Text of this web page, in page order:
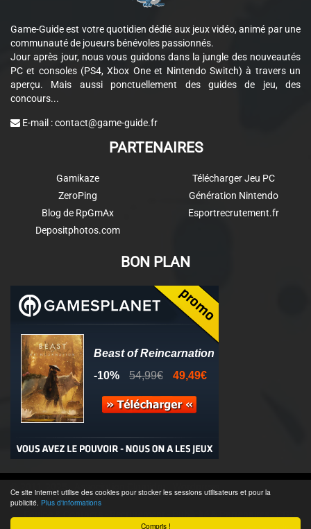
Compris !
Ce site internet utilise des cookies pour stocker les sessions utilisateurs et pour la
publicité. Plus d'informations
Game-Guide est votre quotidien dédié aux jeux vidéo, animé par une
communauté de joueurs bénévoles passionnés.
Jour après jour, nous vous guidons dans la jungle des nouveautés
PC et consoles (PS4, Xbox One et Nintendo Switch) à travers un
aperçu. Mais aussi ponctuellement des guides de jeu, des
concours...
E-mail :contact@game-guide.fr
PARTENAIRES
Gamikaze
ZeroPing
Blog de RpGmAx
Depositphotos.com
Télécharger Jeu PC
Génération Nintendo
Esportrecrutement.fr
BON PLAN